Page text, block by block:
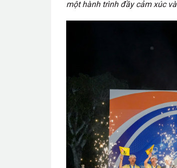
một hành trình đầy cảm xúc